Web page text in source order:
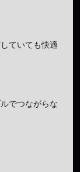
ていても快適
でつながらな